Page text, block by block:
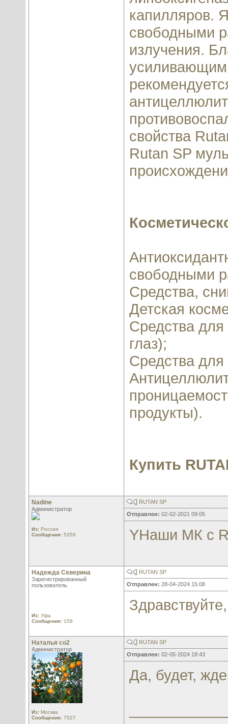
капилляров.
свободными
излучения.
усиливающим
свойства
Rutan SP
свободными
Средства,
Детская
Средства для
глаз);
Средства
продукты).
Купить
Nadine
Администратор
Из: Россия
Сообщения: 5356
RUTAN SP
Отправлен: 02-02-2021 09:05
YНаши МК с
Надежда Северина
Зарегистрированный
пользователь
Из: Уфа
Сообщения: 158
RUTAN SP
Отправлен: 28-04-2024 15:08
Наталья со2
Администратор
Из: Москва
Сообщения: 7527
RUTAN SP
Отправлен: 02-05-2024 18:43
Да, будет,